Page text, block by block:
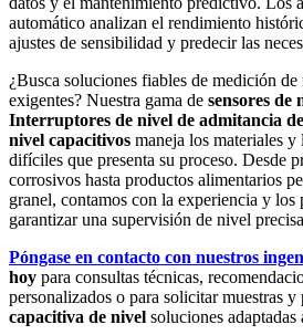
automático analizan el rendimiento
ajustes de sensibilidad y predecir las
¿Busca soluciones fiables de medición
exigentes? Nuestra gama de sensores de
Interruptores de nivel de admitancia
nivel capacitivos maneja los materiales y
difíciles que presenta su proceso. Desde
corrosivos hasta productos alimentarios
granel, contamos con la experiencia y los
garantizar una supervisión de nivel
Póngase en contacto con nuestros
hoy para consultas técnicas,
personalizados o para solicitar muestras y
capacitiva de nivel soluciones